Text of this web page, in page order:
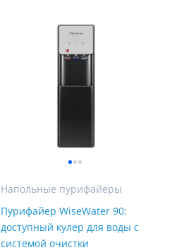
Напольные пурифайеры
Пурифайер WiseWater 90:
доступный кулер для воды с
системой очистки